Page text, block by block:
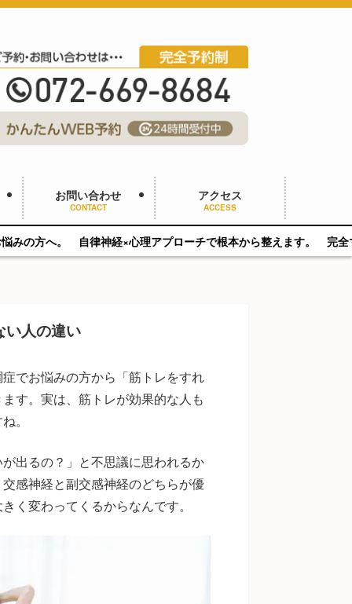
お問い合わせ
CONTACT
アクセス
ACCESS
神経×心理アプローチで根本から整えます。 完全マンツーマン／
い人の違い
でお悩みの方から「筋トレをすれ
す。実は、筋トレが効果的な人も
。
出るの？」と不思議に思われるか
感神経と副交感神経のどちらが優
く変わってくるからなんです。